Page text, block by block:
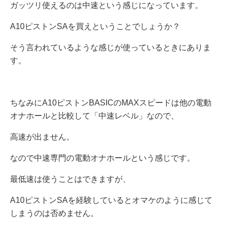
ガッツリ使えるのは中速という感じになっています。
A10ピストンSAを買えということでしょうか？
そう言われているような感じが使っているときにありま
す。
ちなみにA10ピストンBASICのMAXスピードは他の電動
オナホールと比較して「中速レベル」なので、
高速が出ません。
なので中速専門の電動オナホールという感じです。
最低速は使うことはできますが、
A10ピストンSAを経験しているとオマケのように感じて
しまうのは否めません。